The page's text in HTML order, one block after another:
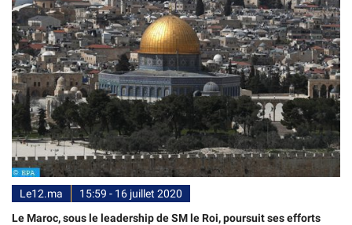
Le12.ma
15:59 - 16 juillet 2020
Le Maroc, sous le leadership de SM le Roi, poursuit ses efforts